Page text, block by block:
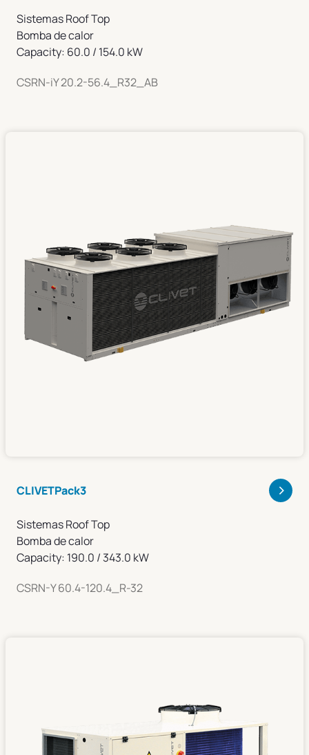
Sistemas Roof Top
Bomba de calor
Capacity: 60.0 / 154.0 kW
CSRN-iY 20.2-56.4_R32_AB
CLIVETPack3 >
Sistemas Roof Top
Bomba de calor
Capacity: 190.0 / 343.0 kW
CSRN-Y 60.4-120.4_R-32